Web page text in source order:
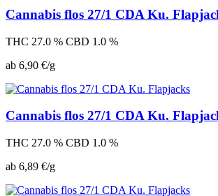
Cannabis flos 27/1 CDA Ku.
THC 27.0 % CBD 1.0 %
ab 6,90 €/g
Cannabis flos 27/1 CDA Ku.
THC 27.0 % CBD 1.0 %
ab 6,89 €/g